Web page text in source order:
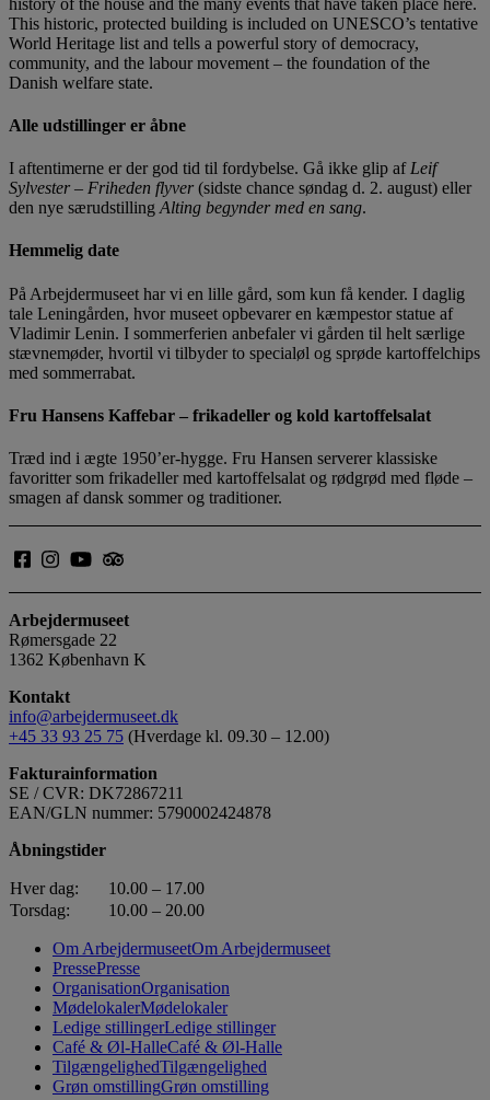
This historic, protected building is included on UNESCO’s tentative
World Heritage list and tells a powerful story of democracy,
community, and the labour movement – the foundation of the
Danish welfare state.
Alle udstillinger er åbne
I aftentimerne er der god tid til fordybelse. Gå ikke glip af Leif
Sylvester – Friheden flyver(sidste chance søndag d. 2. august) eller
den nye særudstilling Alting begynder med en sang.
Hemmelig date
På Arbejdermuseet har vi en lille gård, som kun få kender. I daglig
tale Leningården, hvor museet opbevarer en kæmpestor statue af
Vladimir Lenin. I sommerferien anbefaler vi gården til helt særlige
stævnemøder, hvortil vi tilbyder to specialøl og sprøde kartoffelchips
med sommerrabat.
Fru Hansens Kaffebar – frikadeller og kold kartoffelsalat
Træd ind i ægte 1950’er-hygge. Fru Hansen serverer klassiske
favoritter som frikadeller med kartoffelsalat og rødgrød med fløde –
smagen af dansk sommer og traditioner.
Arbejdermuseet
Rømersgade 22
1362 København K
Kontakt
info@arbejdermuseet.dk
+45 33 93 25 75 (Hverdage kl. 09.30 – 12.00)
Fakturainformation
SE / CVR: DK72867211
EAN/GLN nummer: 5790002424878
Åbningstider
Hver dag:
10.00 – 17.00
Torsdag:
10.00 – 20.00
Om ArbejdermuseetOm Arbejdermuseet
PressePresse
OrganisationOrganisation
MødelokalerMødelokaler
Ledige stillingerLedige stillinger
Café & Øl-HalleCafé & Øl-Halle
TilgængelighedTilgængelighed
Grøn omstillingGrøn omstilling